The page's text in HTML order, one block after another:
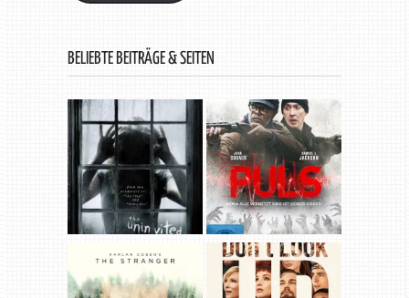
BELIEBTE BEITRÄGE & SEITEN